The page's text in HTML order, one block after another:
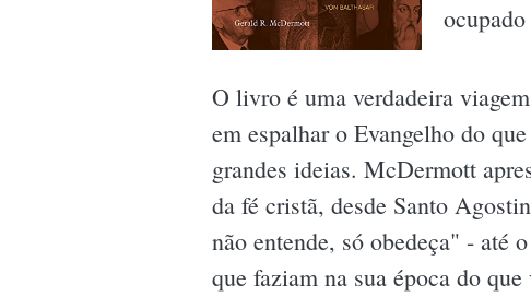
O livro é uma verdadeira
em espalhar o Evangelho do
grandes ideias. McDermott
da fé cristã, desde Santo
não entende, só obedeça" - até
que faziam na sua época do